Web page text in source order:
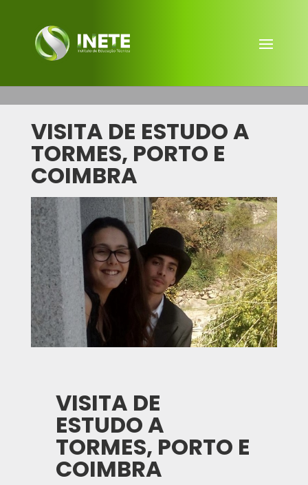
VISITA DE ESTUDO A
TORMES, PORTO E
COIMBRA
VISITA DE
ESTUDO A
TORMES, PORTO E
COIMBRA